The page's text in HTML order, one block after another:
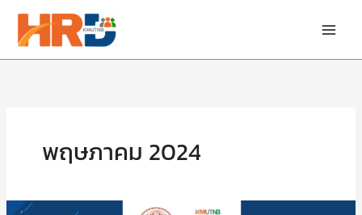
content
พฤษภาคม 2024